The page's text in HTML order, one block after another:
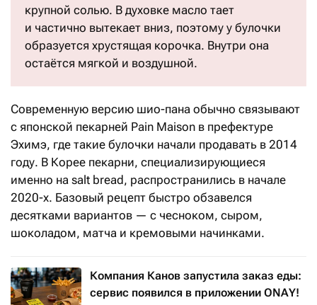
крупной солью. В духовке масло тает
и частично вытекает вниз, поэтому у булочки
образуется хрустящая корочка. Внутри она
остаётся мягкой и воздушной.
Современную версию шио-пана обычно связывают
с японской пекарней Pain Maison в префектуре
Эхимэ, где такие булочки начали продавать в 2014
году. В Корее пекарни, специализирующиеся
именно на salt bread, распространились в начале
2020-х. Базовый рецепт быстро обзавелся
десятками вариантов — с чесноком, сыром,
шоколадом, матча и кремовыми начинками.
Компания Канов запустила заказ еды:
сервис появился в приложении ONAY!